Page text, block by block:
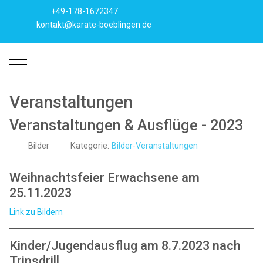
+49-178-1672347
kontakt@karate-boeblingen.de
Mobile Menu Toggle
Veranstaltungen
Veranstaltungen & Ausflüge - 2023
Bilder Kategorie:Bilder-Veranstaltungen
Weihnachtsfeier Erwachsene am
25.11.2023
Link zu Bildern
Kinder/Jugendausflug am 8.7.2023 nach